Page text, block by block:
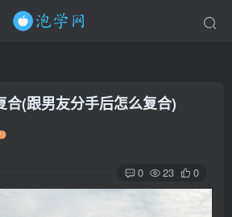
合(跟男友分手后怎么复合)
0 23 0